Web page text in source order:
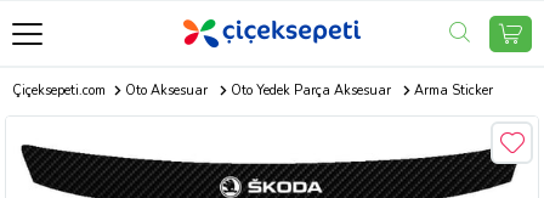
Çiçeksepeti.com Oto Aksesuar Oto Yedek Parça Aksesuar Arma Sticker